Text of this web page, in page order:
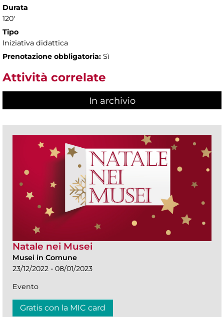
Durata
120'
Tipo
Iniziativa didattica
Prenotazione obbligatoria: Sì
Attività correlate
In archivio
Natale nei Musei
Musei in Comune
23/12/2022 - 08/01/2023
Evento
Gratis con la MIC card